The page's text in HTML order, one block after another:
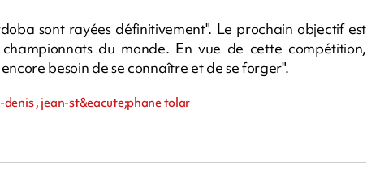
sont rayées définitivement". Le prochain objectif est
du monde. En vue de cette compétition,
besoin de se connaître et de se forger".
, jean-st&eacute;phane tolar